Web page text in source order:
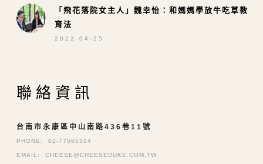
「飛花落院女主人」魏幸怡：和媽媽學放牛吃草教
育法
2022-04-25
聯絡資訊
台南市永康區中山南路436巷11號
PHONE: 02-77565324
EMAIL: CHEESE@CHEESEDUKE.COM.TW